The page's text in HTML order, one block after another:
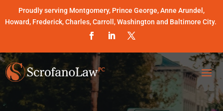
Proudly serving Montgomery, Prince George, Anne Arundel,
Howard, Frederick, Charles, Carroll, Washington and Baltimore City.